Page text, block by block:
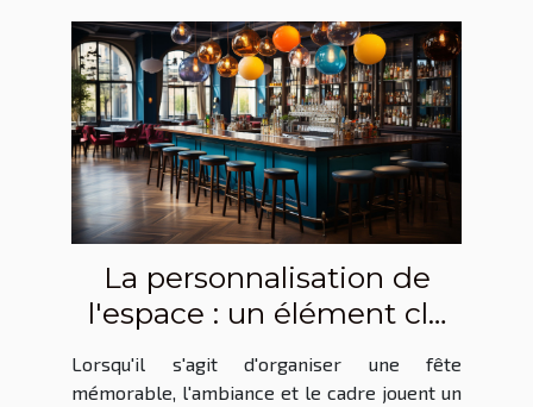
La personnalisation de
l'espace : un élément clé
bar pour une fête
Lorsqu'il s'agit d'organiser une fête
mémorable, l'ambiance et le cadre jouent un